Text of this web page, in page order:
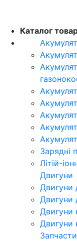
Каталог
Зарядні
Літій-
Двигуни
Двигуни
Двигуни
Двигуни
Двигуни